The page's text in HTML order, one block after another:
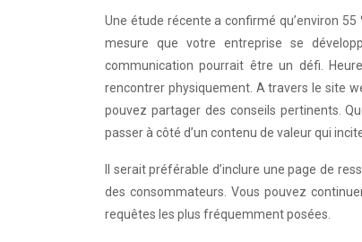
Une étude récente a confirmé qu’environ
mesure que votre entreprise se
communication pourrait être un défi.
rencontrer physiquement. A travers le site
pouvez partager des conseils pertinents.
passer à côté d’un contenu de valeur qui
Il serait préférable d’inclure une page de
des consommateurs. Vous pouvez
requêtes les plus fréquemment posées.